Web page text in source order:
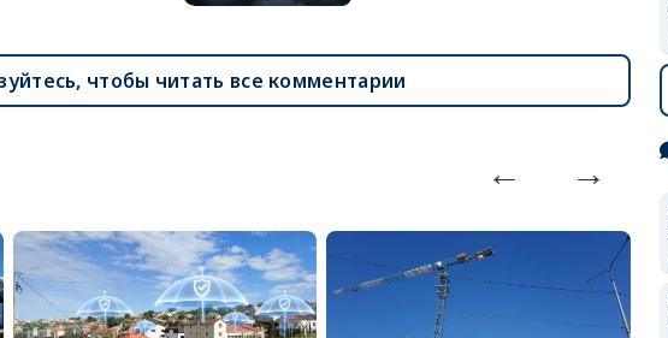
чтобы читать все комментарии